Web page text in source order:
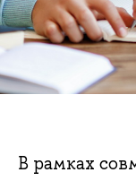
В рамках